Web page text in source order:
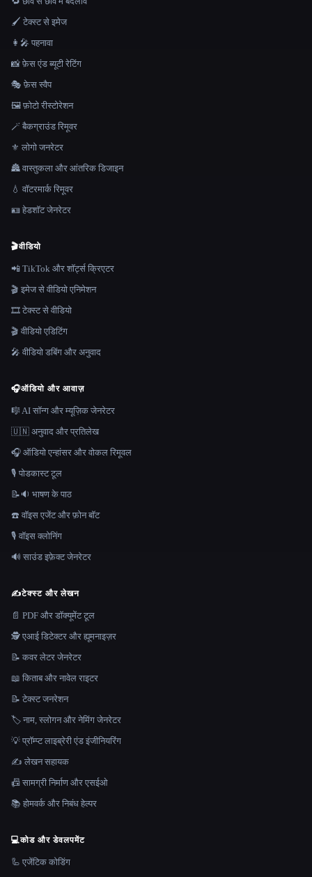
🖌️ टेक्स्ट से इमेज
👩‍🎤 पहनावा
📸 फ़ेस एंड ब्यूटी रेटिंग
🎭 फ़ेस स्वैप
🖼️ फ़ोटो रीस्टोरेशन
🪄 बैकग्राउंड रिमूवर
⚜️ लोगो जनरेटर
🏯 वास्तुकला और आंतरिक डिजाइन
💧 वॉटरमार्क रिमूवर
🪪 हेडशॉट जेनरेटर
🎬वीडियो
📲 TikTok और शॉर्ट्स क्रिएटर
🎬 इमेज से वीडियो एनिमेशन
🎞️ टेक्स्ट से वीडियो
🎬 वीडियो एडिटिंग
🎤 वीडियो डबिंग और अनुवाद
🎧ऑडियो और आवाज़
🎼 AI सॉन्ग और म्यूज़िक जेनरेटर
🇺🇳 अनुवाद और प्रतिलेख
🎧 ऑडियो एन्हांसर और वोकल रिमूवल
🎙️ पोडकास्ट टूल
📝🔉 भाषण के पाठ
☎️ वॉइस एजेंट और फ़ोन बॉट
🎙️ वॉइस क्लोनिंग
🔊 साउंड इफ़ेक्ट जेनरेटर
✍️टेक्स्ट और लेखन
📄 PDF और डॉक्यूमेंट टूल
🕵️ एआई डिटेक्टर और ह्यूमनाइज़र
📝 कवर लेटर जेनरेटर
📖 किताब और नावेल राइटर
📝 टेक्स्ट जनरेशन
🏷️ नाम, स्लोगन और नेमिंग जेनरेटर
💡 प्रॉम्प्ट लाइब्रेरी एंड इंजीनियरिंग
✍️ लेखन सहायक
📠 सामग्री निर्माण और एसईओ
📚 होमवर्क और निबंध हेल्पर
💻कोड और डेवलपमेंट
🦾 एजेंटिक कोडिंग